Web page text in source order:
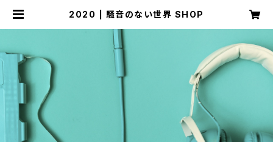
2020 | 騒音のない世界 SHOP